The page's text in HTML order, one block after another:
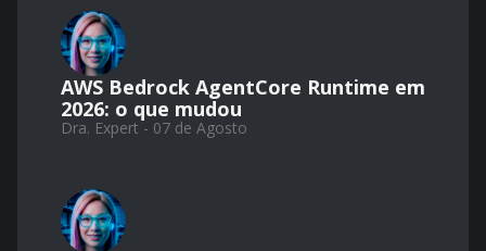
AWS Bedrock AgentCore Runtime em
2026: o que mudou
Dra. Expert - 07 de Agosto